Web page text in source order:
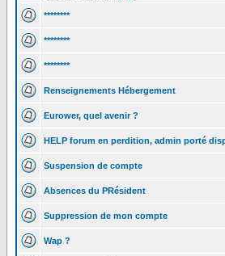
********
********
********
Renseignements Hébergement
Eurower, quel avenir ?
HELP forum en perdition, admin porté
Suspension de compte
Absences du PRésident
Suppression de mon compte
Wap ?